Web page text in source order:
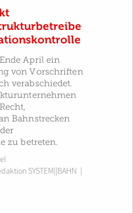
April ein
von Vorschriften
verabschiedet.
Bahnstrecken
zu betreten.
SYSTEM||BAHN